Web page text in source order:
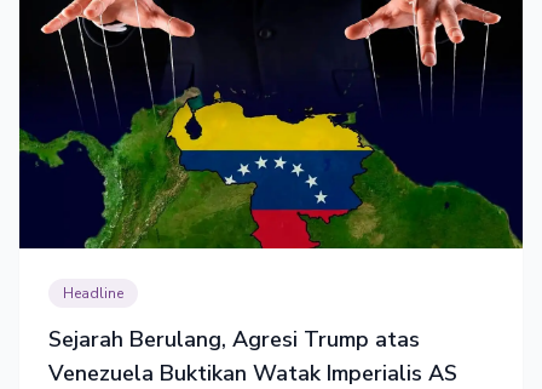
Headline
Sejarah Berulang, Agresi Trump atas
Venezuela Buktikan Watak Imperialis AS